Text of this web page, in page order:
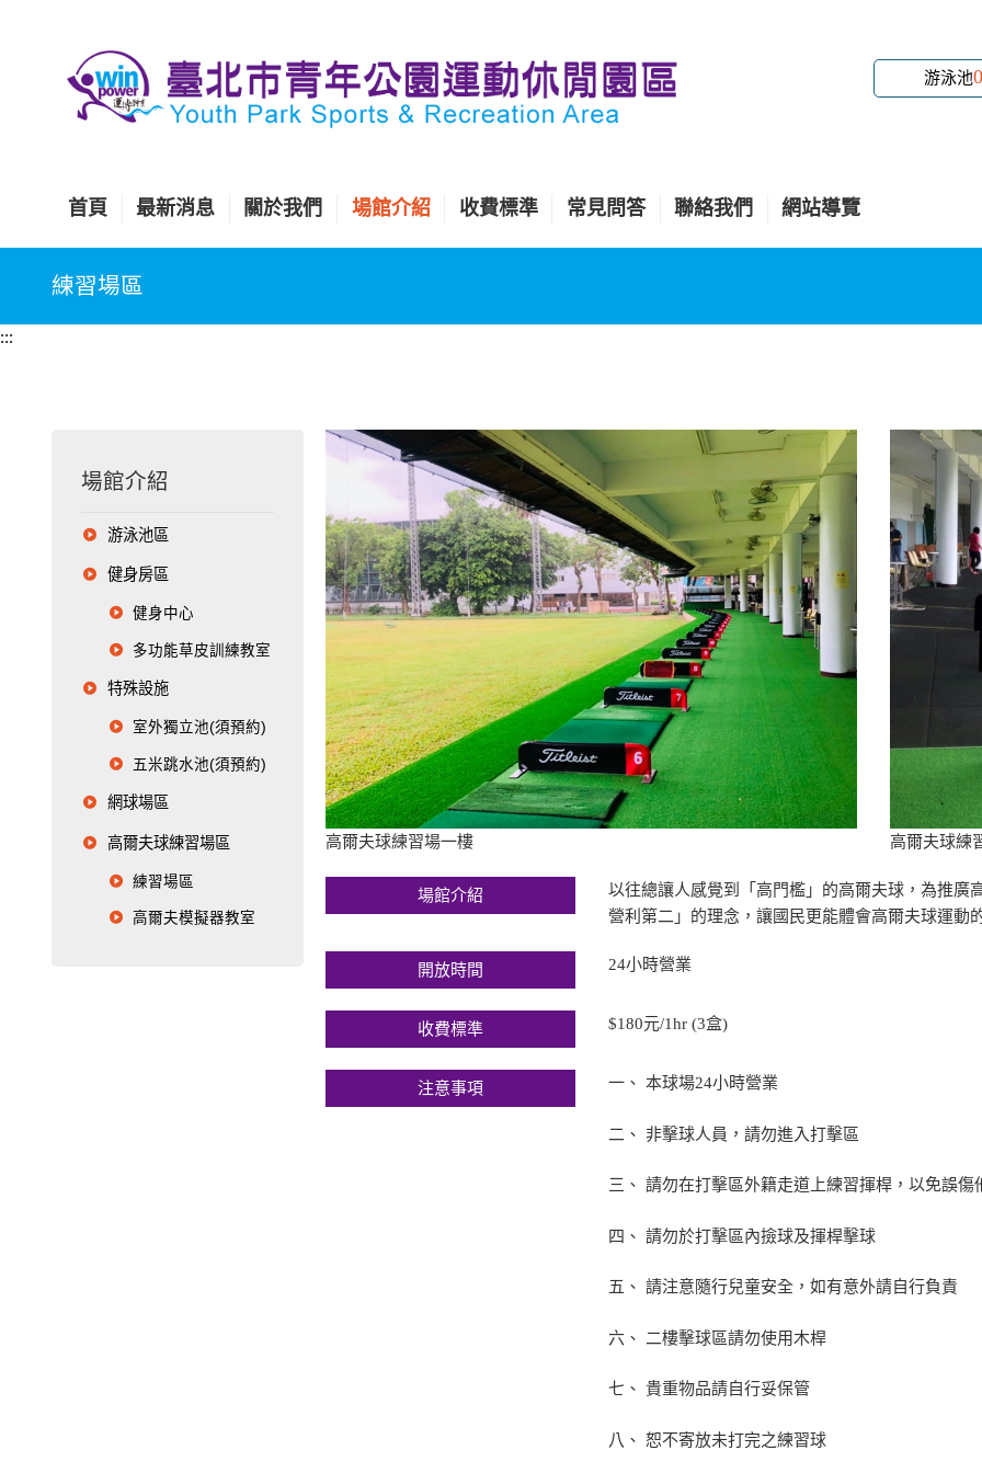
游泳池
首頁 最新消息 關於我們 場館介紹 收費標準 常見問答 聯絡我們 網站導覽
練習場區
:::
場館介紹
游泳池區
健身房區
健身中心
多功能草皮訓練教室
特殊設施
室外獨立池(須預約)
五米跳水池(須預約)
網球場區
高爾夫球練習場區
練習場區
高爾夫模擬器教室
高爾夫球練習場一樓 高爾夫球練
場館介紹
以往總讓人感覺到「高門檻」的高爾夫球，為推廣
營利第二」的理念，讓國民更能體會高爾夫球運動
開放時間 24小時營業
收費標準 $180元/1hr (3盒)
注意事項 一、 本球場24小時營業
二、 非擊球人員，請勿進入打擊區
三、 請勿在打擊區外籍走道上練習揮桿，以免誤傷
四、 請勿於打擊區內撿球及揮桿擊球
五、 請注意隨行兒童安全，如有意外請自行負責
六、 二樓擊球區請勿使用木桿
七、 貴重物品請自行妥保管
八、 恕不寄放未打完之練習球